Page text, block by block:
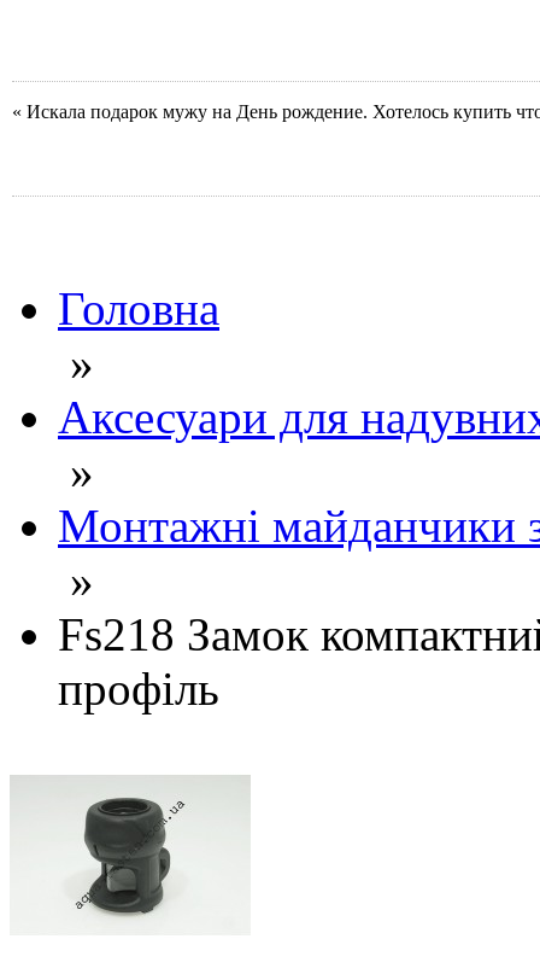
« Искала подарок мужу на День рождение. Хотелось купить
Головна
»
Аксесуари для
»
Монтажні майданчики
»
Fs218 Замок
профіль